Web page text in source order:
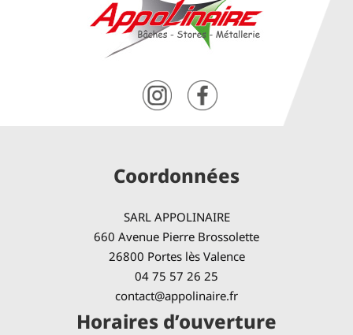
Coordonnées
SARL APPOLINAIRE
660 Avenue Pierre Brossolette
26800 Portes lès Valence
04 75 57 26 25
contact@appolinaire.fr
Horaires d’ouverture